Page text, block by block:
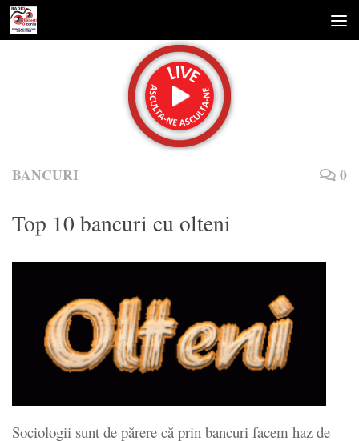
Skip to content
BANCURI 0
Top 10 bancuri cu olteni
Sociologii sunt de părere că prin bancuri facem haz de